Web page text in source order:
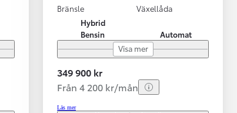
Bränsle
Hybrid
Bensin
Växellåda
Automat
Visa mer
349 900 kr
Från 4 200 kr/mån
Läs mer